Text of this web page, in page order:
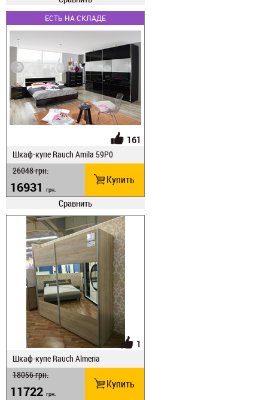
ЕСТЬ НА СКЛАДЕ
161
Шкаф-купе Rauch Amila 59P0
26048грн.
16931 грн.
Купить
Сравнить
1
Шкаф-купе Rauch Almeria
18056грн.
11722 грн.
Купить